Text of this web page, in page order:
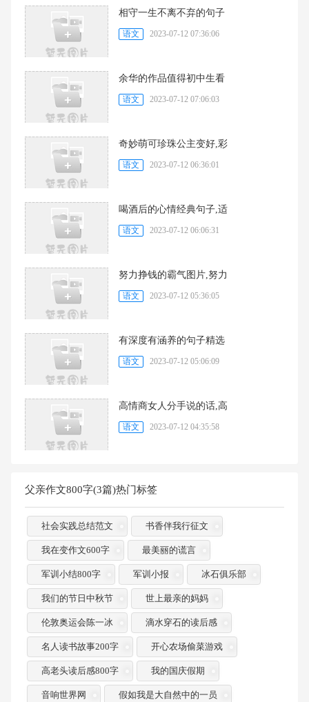
相守一生不离不弃的句子
语文 2023-07-12 07:36:06
余华的作品值得初中生看
语文 2023-07-12 07:06:03
奇妙萌可珍珠公主变好,彩
语文 2023-07-12 06:36:01
喝酒后的心情经典句子,适
语文 2023-07-12 06:06:31
努力挣钱的霸气图片,努力
语文 2023-07-12 05:36:05
有深度有涵养的句子精选
语文 2023-07-12 05:06:09
高情商女人分手说的话,高
语文 2023-07-12 04:35:58
父亲作文800字(3篇)热门标签
社会实践总结范文 书香伴我行征文
我在变作文600字 最美丽的谎言
军训小结800字 军训小报 冰石俱乐部
我们的节日中秋节 世上最亲的妈妈
伦敦奥运会陈一冰 滴水穿石的读后感
名人读书故事200字 开心农场偷菜游戏
高老头读后感800字 我的国庆假期
音响世界网 假如我是大自然中的一员